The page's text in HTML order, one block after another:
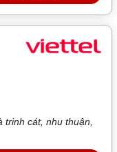
trinh cát, nhu thuận,